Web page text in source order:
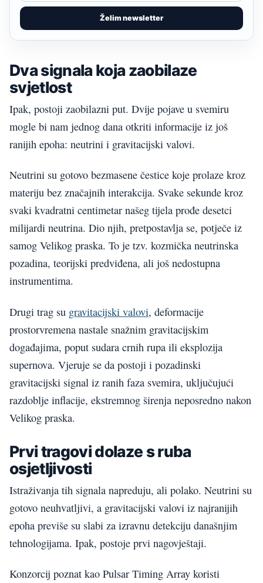
Želim newsletter
Dva signala koja zaobilaze
svjetlost
Ipak, postoji zaobilazni put. Dvije pojave u svemiru
mogle bi nam jednog dana otkriti informacije iz još
ranijih epoha: neutrini i gravitacijski valovi.
Neutrini su gotovo bezmasene čestice koje prolaze kroz
materiju bez značajnih interakcija. Svake sekunde kroz
svaki kvadratni centimetar našeg tijela prođe desetci
milijardi neutrina. Dio njih, pretpostavlja se, potječe iz
samog Velikog praska. To je tzv. kozmička neutrinska
pozadina, teorijski predviđena, ali još nedostupna
instrumentima.
Drugi trag su gravitacijski valovi, deformacije
prostorvremena nastale snažnim gravitacijskim
događajima, poput sudara crnih rupa ili eksplozija
supernova. Vjeruje se da postoji i pozadinski
gravitacijski signal iz ranih faza svemira, uključujući
razdoblje inflacije, ekstremnog širenja neposredno nakon
Velikog praska.
Prvi tragovi dolaze s ruba
osjetljivosti
Istraživanja tih signala napreduju, ali polako. Neutrini su
gotovo neuhvatljivi, a gravitacijski valovi iz najranijih
epoha previše su slabi za izravnu detekciju današnjim
tehnologijama. Ipak, postoje prvi nagovještaji.
Konzorcij poznat kao Pulsar Timing Array koristi